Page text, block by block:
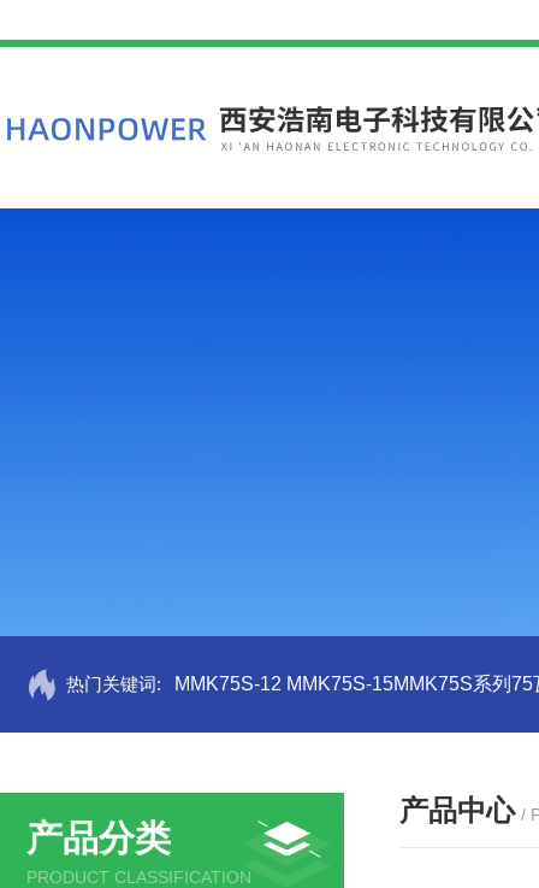
热门关键词: MMK75S-12 MMK75S-15MMK75S系列
产品分类
PRODUCT CLASSIFICATION
产品中心 /